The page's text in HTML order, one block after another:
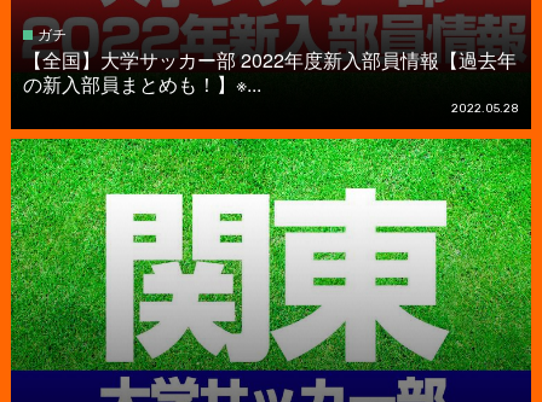
ガチ
【全国】大学サッカー部 2022年度新入部員情報【過去年
の新入部員まとめも！】※...
2022.05.28